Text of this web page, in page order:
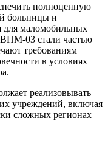
полноценную
больницы и
для маломобильных
03 стали частью
требованиям
в условиях
реализовывать
учреждений, включая
сложных регионах